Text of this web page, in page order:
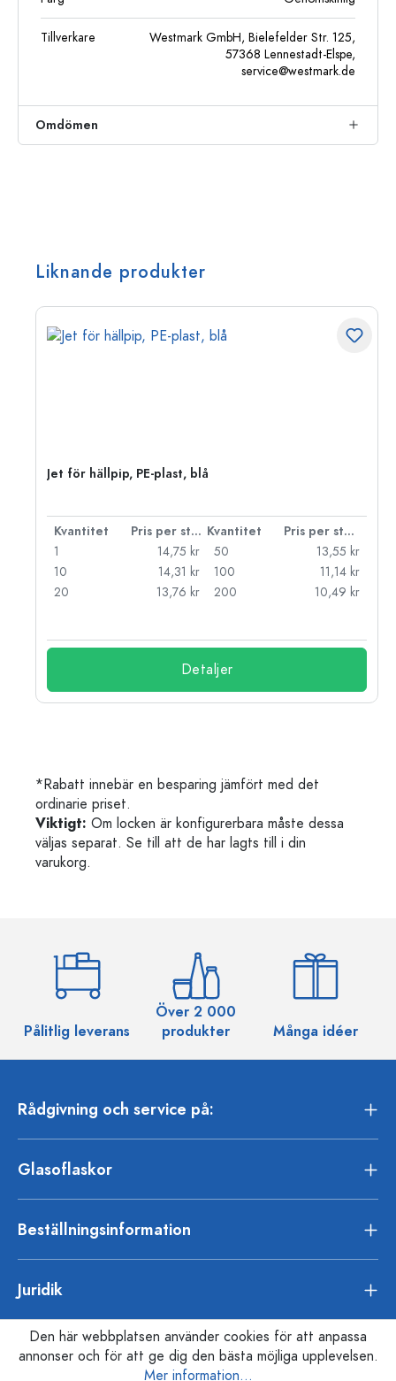
Tillverkare
Westmark GmbH, Bielefelder Str. 125,
57368 Lennestadt-Elspe,
service@westmark.de
Omdömen
Liknande produkter
Jet för hällpip, PE-plast, blå
Kvantitet Pris per styck Kvantitet
Pris per styck
1
14,75 kr
10
14,31 kr
20
13,76 kr
50
13,55 kr
100
11,14 kr
200
10,49 kr
Detaljer
*Rabatt innebär en besparing jämfört med det
ordinarie priset.
Viktigt: Om locken är konfigurerbara måste dessa
väljas separat. Se till att de har lagts till i din
varukorg.
Pålitlig leverans
Över 2 000
produkter
Många idéer
Rådgivning och service på:
Glasoflaskor
Beställningsinformation
Juridik
Den här webbplatsen använder cookies för att anpassa
annonser och för att ge dig den bästa möjliga upplevelsen.
Mer information...